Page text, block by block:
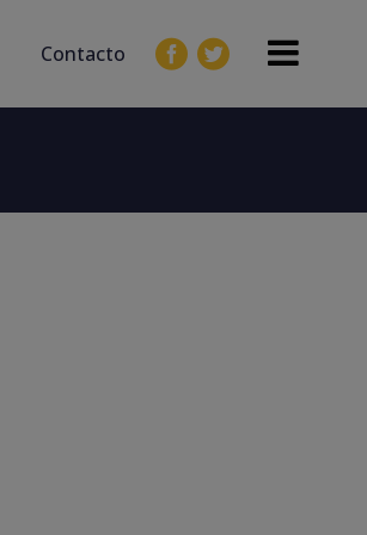
Contacto